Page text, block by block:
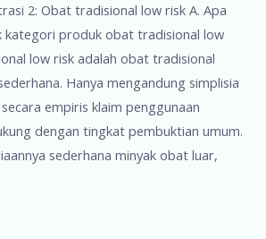
2: Obat tradisional low risk A. Apa
kategori produk obat tradisional low
low risk adalah obat tradisional
Hanya mengandung simplisia
empiris klaim penggunaan
dengan tingkat pembuktian umum.
sederhana minyak obat luar,